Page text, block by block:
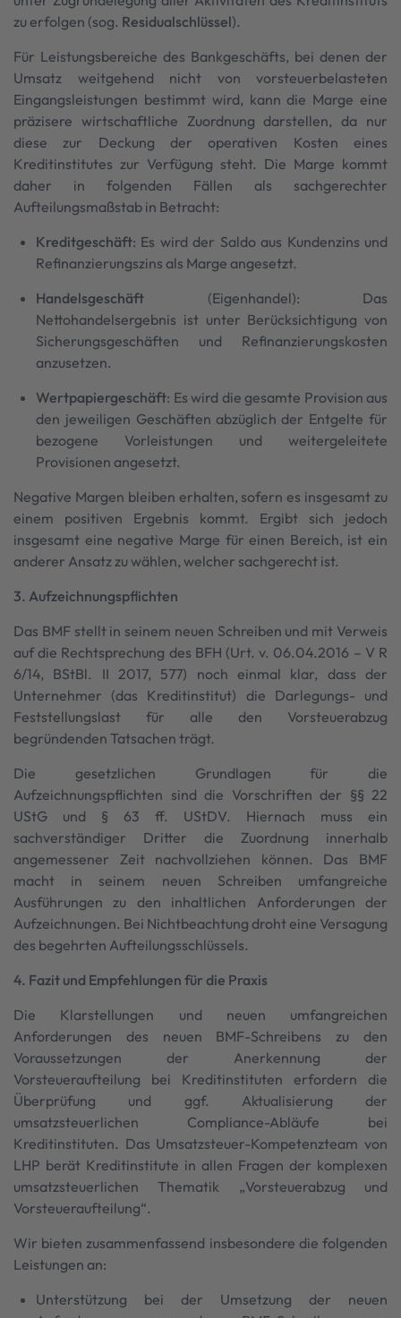
zu erfolgen (sog. Residualschlüssel).
Für Leistungsbereiche des Bankgeschäfts, bei denen der
Umsatz weitgehend nicht von vorsteuerbelasteten
Eingangsleistungen bestimmt wird, kann die Marge eine
präzisere wirtschaftliche Zuordnung darstellen, da nur
diese zur Deckung der operativen Kosten eines
Kreditinstitutes zur Verfügung steht. Die Marge kommt
daher in folgenden Fällen als sachgerechter
Aufteilungsmaßstab in Betracht:
Kreditgeschäft: Es wird der Saldo aus Kundenzins und
Refinanzierungszins als Marge angesetzt.
Handelsgeschäft (Eigenhandel): Das
Nettohandelsergebnis ist unter Berücksichtigung von
Sicherungsgeschäften und Refinanzierungskosten
anzusetzen.
Wertpapiergeschäft: Es wird die gesamte Provision aus
den jeweiligen Geschäften abzüglich der Entgelte für
bezogene Vorleistungen und weitergeleitete
Provisionen angesetzt.
Negative Margen bleiben erhalten, sofern es insgesamt zu
einem positiven Ergebnis kommt. Ergibt sich jedoch
insgesamt eine negative Marge für einen Bereich, ist ein
anderer Ansatz zu wählen, welcher sachgerecht ist.
3. Aufzeichnungspflichten
Das BMF stellt in seinem neuen Schreiben und mit Verweis
auf die Rechtsprechung des BFH (Urt. v. 06.04.2016 – V R
6/14, BStBl. II 2017, 577) noch einmal klar, dass der
Unternehmer (das Kreditinstitut) die Darlegungs- und
Feststellungslast für alle den Vorsteuerabzug
begründenden Tatsachen trägt.
Die gesetzlichen Grundlagen für die
Aufzeichnungspflichten sind die Vorschriften der §§ 22
UStG und § 63 ff. UStDV. Hiernach muss ein
sachverständiger Dritter die Zuordnung innerhalb
angemessener Zeit nachvollziehen können. Das BMF
macht in seinem neuen Schreiben umfangreiche
Ausführungen zu den inhaltlichen Anforderungen der
Aufzeichnungen. Bei Nichtbeachtung droht eine Versagung
des begehrten Aufteilungsschlüssels.
4. Fazit und Empfehlungen für die Praxis
Die Klarstellungen und neuen umfangreichen
Anforderungen des neuen BMF-Schreibens zu den
Voraussetzungen der Anerkennung der
Vorsteueraufteilung bei Kreditinstituten erfordern die
Überprüfung und ggf. Aktualisierung der
umsatzsteuerlichen Compliance-Abläufe bei
Kreditinstituten. Das Umsatzsteuer-Kompetenzteam von
LHP berät Kreditinstitute in allen Fragen der komplexen
umsatzsteuerlichen Thematik „Vorsteuerabzug und
Vorsteueraufteilung“.
Wir bieten zusammenfassend insbesondere die folgenden
Leistungen an:
Unterstützung bei der Umsetzung der neuen